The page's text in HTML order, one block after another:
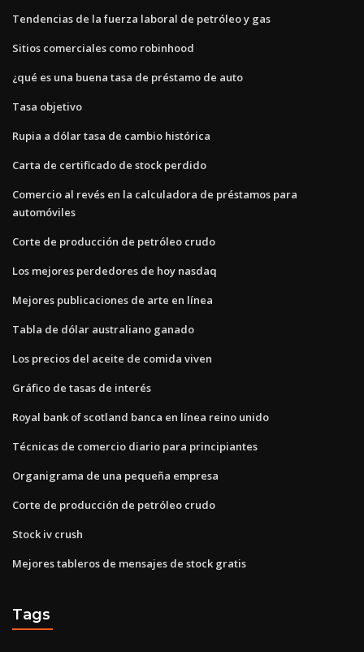
Tendencias de la fuerza laboral de petróleo y gas
Sitios comerciales como robinhood
¿qué es una buena tasa de préstamo de auto
Tasa objetivo
Rupia a dólar tasa de cambio histórica
Carta de certificado de stock perdido
Comercio al revés en la calculadora de préstamos para
automóviles
Corte de producción de petróleo crudo
Los mejores perdedores de hoy nasdaq
Mejores publicaciones de arte en línea
Tabla de dólar australiano ganado
Los precios del aceite de comida viven
Gráfico de tasas de interés
Royal bank of scotland banca en línea reino unido
Técnicas de comercio diario para principiantes
Organigrama de una pequeña empresa
Corte de producción de petróleo crudo
Stock iv crush
Mejores tableros de mensajes de stock gratis
Tags